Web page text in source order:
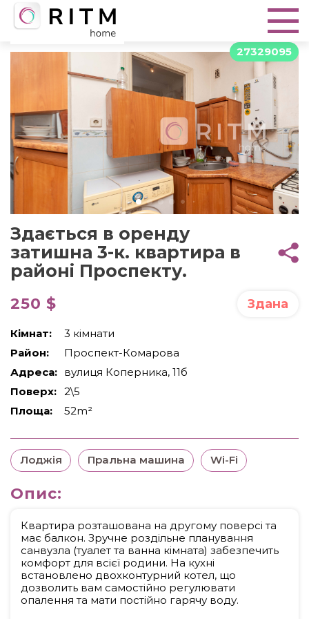
27329095
Здається в оренду
затишна 3-к. квартира в
районі Проспекту.
250 $ Здана
Кімнат:
3 кімнати
Район:
Проспект-Комарова
Адреса: вулиця Коперника, 11б
Поверх: 2\5
Площа:
52m²
Лоджія Пральна машина Wi-Fi
Опис:
Квартира розташована на другому поверсі та
має балкон. Зручне роздільне планування
санвузла (туалет та ванна кімната) забезпечить
комфорт для всієї родини. На кухні
встановлено двохконтурний котел, що
дозволить вам самостійно регулювати
опалення та мати постійно гарячу воду.